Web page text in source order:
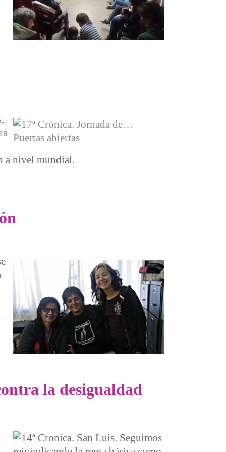
a nivel mundial.
la desigualdad